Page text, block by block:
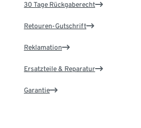
30 Tage Rückgaberecht
Retouren-Gutschrift
Reklamation
Ersatzteile & Reparatur
Garantie